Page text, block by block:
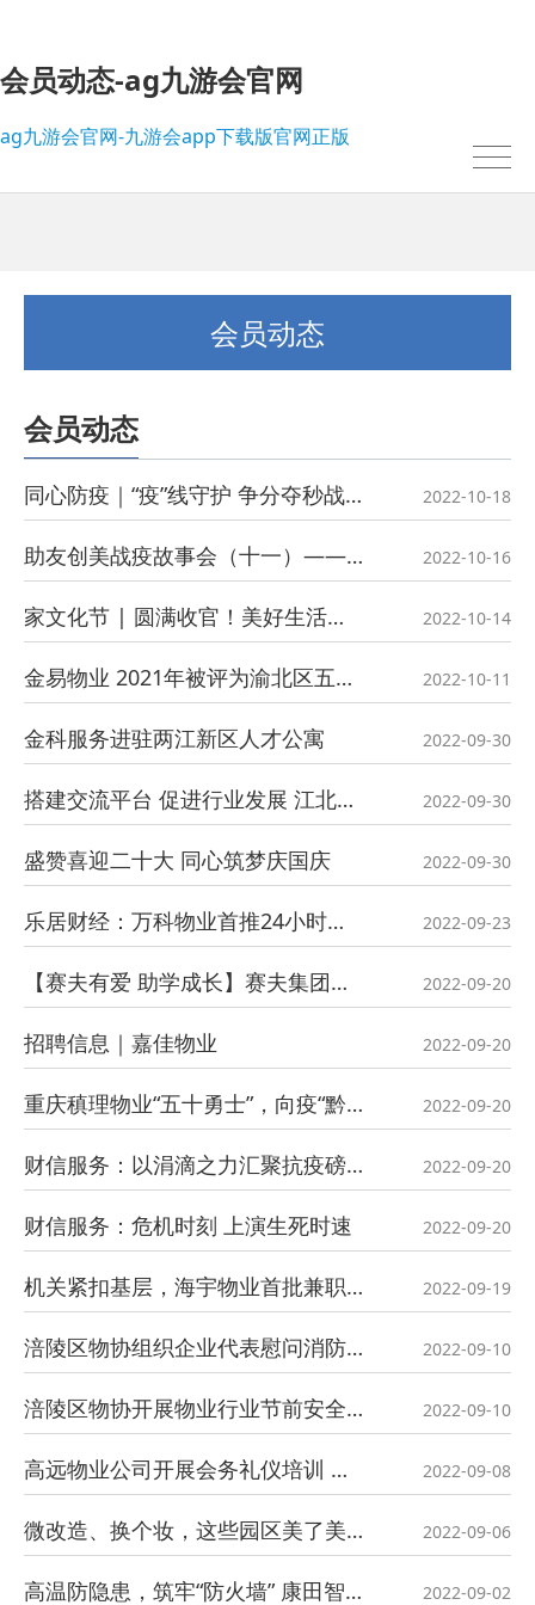
会员动态-ag九游会官网
ag九游会官网-九游会app下载版官网正版
会员动态
会员动态
我的位置：ag九游会官网-九游会app下载版官网正版>会员动态
同心防疫｜“疫”线守护 争分夺秒战疫情，无畏逆行筑防线！ 2022-10-18
助友创美战疫故事会（十一）——腹背受敌中的平安“院子里” 2022-10-16
家文化节 | 圆满收官！美好生活持续向前 2022-10-14
金易物业 2021年被评为渝北区五星级物业企业 2022-10-11
金科服务进驻两江新区人才公寓 2022-09-30
搭建交流平台 促进行业发展 江北区召开设施设备安全运行管理工作经验交流会 2022-09-30
盛赞喜迎二十大 同心筑梦庆国庆 2022-09-30
乐居财经：万科物业首推24小时物业自助服务，“凤梨一号”落地重庆 2022-09-23
【赛夫有爱 助学成长】赛夫集团重庆赛夫大力开展“捐资助学”活动 2022-09-20
招聘信息｜嘉佳物业 2022-09-20
重庆稹理物业“五十勇士”，向疫“黔”行 2022-09-20
财信服务：以涓滴之力汇聚抗疫磅礴伟力 2022-09-20
财信服务：危机时刻 上演生死时速 2022-09-20
机关紧扣基层，海宇物业首批兼职联络员履责 2022-09-19
涪陵区物协组织企业代表慰问消防支队 2022-09-10
涪陵区物协开展物业行业节前安全检查 2022-09-10
高远物业公司开展会务礼仪培训 提升人员素质形象 2022-09-08
微改造、换个妆，这些园区美了美了 2022-09-06
高温防隐患，筑牢“防火墙” 康田智慧服务为您守护园区安全 2022-09-02